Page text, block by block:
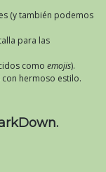
(y también podemos
para las
como emojis).
hermoso estilo.